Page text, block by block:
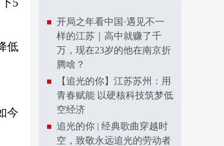
5
低
今
开局之年看中国·遇见不一
样的江苏｜高中就赚了千
万，现在23岁的他在南京折
腾啥？
【追光的你】江苏苏州：用
青春赋能 以硬核科技筑梦低
空经济
追光的你 | 经典歌曲穿越时
空，致敬永远追光的劳动者